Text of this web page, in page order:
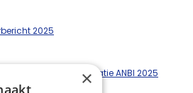
2025
publicatie ANBI 2025
×